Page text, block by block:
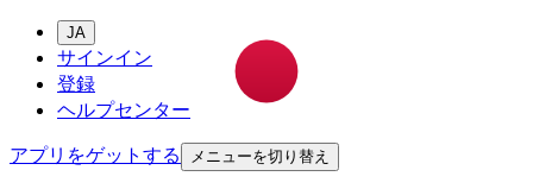
JA
サインイン
登録
ヘルプセンター
アプリをゲットする
メニューを切り替え